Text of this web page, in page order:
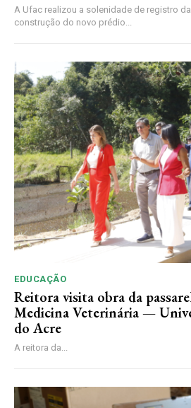
A Ufac realizou a solenidade de registro
construção do novo prédio...
EDUCAÇÃO
Reitora visita obra da
Medicina Veterinária —
do Acre
A reitora da...